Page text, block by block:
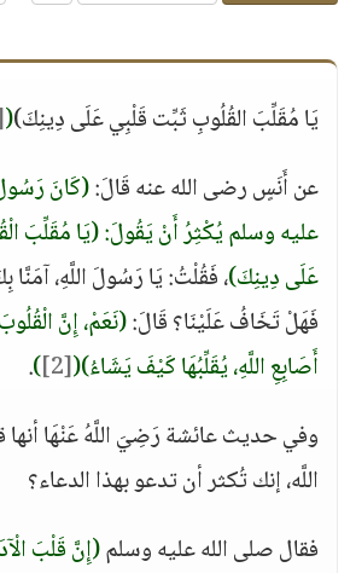
يَا مُقَلِّبَ القُلُوبِ ثَبِّت قَلْبِي عَلَى دِينِكَ)(
عن أَنَسٍ رضى الله عنه قَالَ:(كَانَ
عليه وسلم يُكْثِرُ أَنْ يَقُولَ: (يَا مُقَلِّبَ
عَلَى دِينِكَ)، فَقُلْتُ: يَا رَسُولَ اللَّهِ، آمَنَّا
فَهَلْ تَخَافُ عَلَيْنَا؟ قَالَ:(نَعَمْ، إِنَّ
أَصَابِعِ اللَّهِ، يُقَلِّبُهَا كَيْفَ يَشَاءُ)(
[2]
)
.
وفي حديث عائشة رَضِيَ اللَّهُ عَنْهَا
اللَّه، إنك تُكثر أن تدعو بهذا الدعاء؟
فقال صلى الله عليه وسلم(إِنَّ قَلْبَ